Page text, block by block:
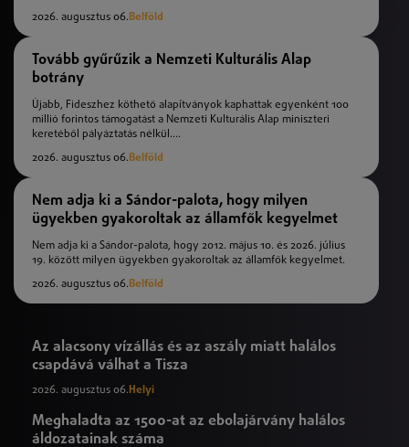
2026. augusztus 06.Belföld
Tovább gyűrűzik a Nemzeti Kulturális Alap
botrány
Újabb, Fideszhez köthető alapítványok kaphattak egyenként 100
millió forintos támogatást a Nemzeti Kulturális Alap miniszteri
keretéből pályáztatás nélkül....
2026. augusztus 06.Belföld
Nem adja ki a Sándor-palota, hogy milyen
ügyekben gyakoroltak az államfők kegyelmet
Nem adja ki a Sándor-palota, hogy 2012. május 10. és 2026. július
19. között milyen ügyekben gyakoroltak az államfők kegyelmet.
2026. augusztus 06.Belföld
Az alacsony vízállás és az aszály miatt halálos
csapdává válhat a Tisza
2026. augusztus 06. Helyi
Meghaladta az 1500-at az ebolajárvány halálos
áldozatainak száma